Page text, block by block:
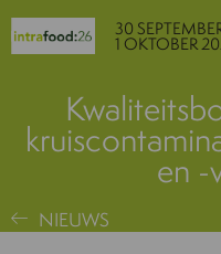
30
1 OKTOBER
en -
NIEUWS